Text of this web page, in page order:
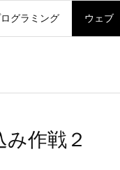
グラミング ウェブ
作戦２